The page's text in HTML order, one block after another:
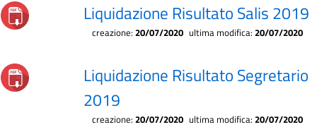
Liquidazione Risultato Salis 2019
creazione: 20/07/2020 ultima modifica: 20/07/2020
Liquidazione Risultato Segretario
2019
creazione: 20/07/2020 ultima modifica: 20/07/2020